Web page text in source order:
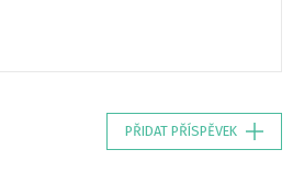
PŘIDAT PŘÍSPĚVEK